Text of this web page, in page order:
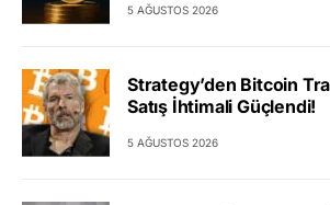
5 AĞUSTOS 2026
Strategy’den Bitcoin
Satış İhtimali Güçlendi!
5 AĞUSTOS 2026